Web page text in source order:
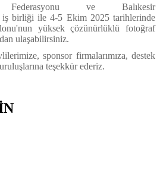
ve Balıkesir
iş birliği ile 4-5 Ekim 2025 tarihlerinde
yüksek çözünürlüklü fotoğraf
ulaşabilirsiniz.
sponsor firmalarımıza, destek
teşekkür ederiz.